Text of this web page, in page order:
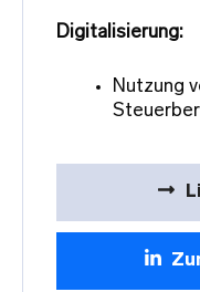
Digitalisierung:
Nutzung